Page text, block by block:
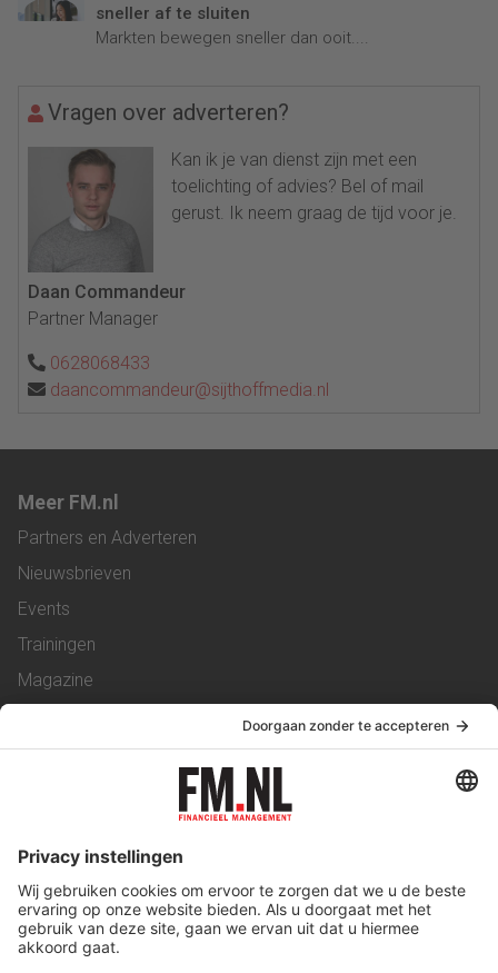
sneller af te sluiten
Markten bewegen sneller dan ooit....
Vragen over adverteren?
Kan ik je van dienst zijn met een
toelichting of advies? Bel of mail
gerust. Ik neem graag de tijd voor je.
Daan Commandeur
Partner Manager
0628068433
daancommandeur@sijthoffmedia.nl
Meer FM.nl
Partners en Adverteren
Nieuwsbrieven
Events
Trainingen
Magazine
Service & Contact
Werken bij ons
Privacy Statement
Algemene Voorwaarden